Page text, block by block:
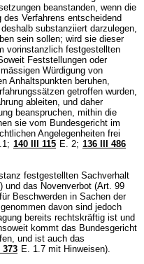
beanstanden, wenn die
Verfahrens entscheidend
substanziiert darzulegen,
sein sollen; wird sie dieser
vorinstanzlich festgestellten
Feststellungen oder
Würdigung von
Anhaltspunkten beruhen,
getroffen wurden,
ableiten, und daher
beanspruchen, mithin die
sie vom Bundesgericht im
Angelegenheiten frei
140 III 115 E. 2; 136 III 486
festgestellten Sachverhalt
) und das Novenverbot (Art. 99
Beschwerden in Sachen der
davon sind jedoch
bereits rechtskräftig ist und
kommt das Bundesgericht
und ist auch das
373 E. 1.7 mit Hinweisen).